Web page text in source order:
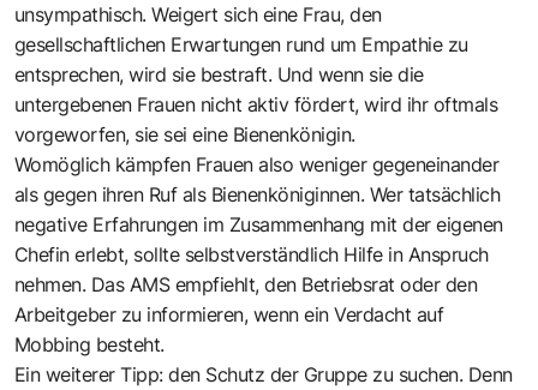
unsympathisch. Weigert sich eine Frau, den
gesellschaftlichen Erwartungen rund um Empathie zu
entsprechen, wird sie bestraft. Und wenn sie die
untergebenen Frauen nicht aktiv fördert, wird ihr oftmals
vorgeworfen, sie sei eine Bienenkönigin.
Womöglich kämpfen Frauen also weniger gegeneinander
als gegen ihren Ruf als Bienenköniginnen. Wer tatsächlich
negative Erfahrungen im Zusammenhang mit der eigenen
Chefin erlebt, sollte selbstverständlich Hilfe in Anspruch
nehmen. Das AMS empfiehlt, den Betriebsrat oder den
Arbeitgeber zu informieren, wenn ein Verdacht auf
Mobbing besteht.
Ein weiterer Tipp: den Schutz der Gruppe zu suchen. Denn